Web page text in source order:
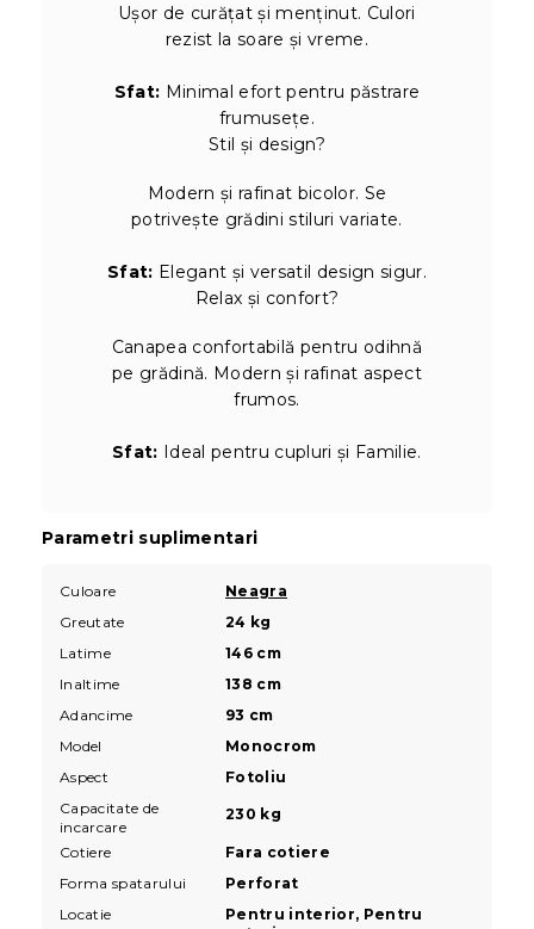
Ușor de curățat și menținut. Culori
rezist la soare și vreme.
Sfat: Minimal efort pentru păstrare
frumusețe.
Stil și design?
Modern și rafinat bicolor. Se
potrivește grădini stiluri variate.
Sfat: Elegant și versatil design sigur.
Relax și confort?
Canapea confortabilă pentru odihnă
pe grădină. Modern și rafinat aspect
frumos.
Sfat: Ideal pentru cupluri și Familie.
Parametri suplimentari
Culoare
Neagra
Greutate
24 kg
Latime
146 cm
Inaltime
138 cm
Adancime
93 cm
Model
Monocrom
Aspect
Fotoliu
Capacitate de
incarcare
230 kg
Cotiere
Fara cotiere
Forma spatarului
Perforat
Locatie
Pentru interior, Pentru